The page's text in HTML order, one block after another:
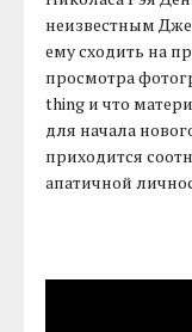
неизвестным
ему сходить на
просмотра
thing и что
для начала
приходится
апатичной